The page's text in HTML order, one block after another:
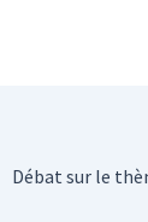
Débat sur le